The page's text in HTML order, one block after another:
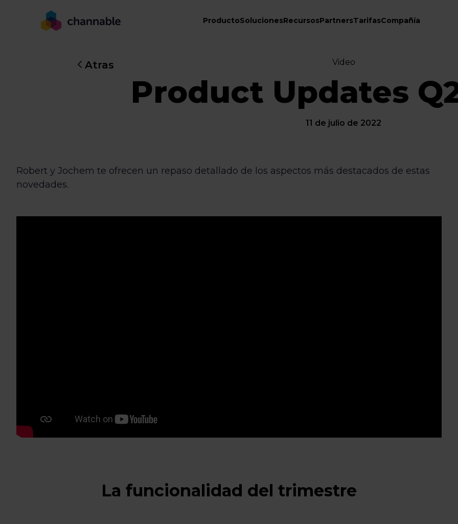
ProductoSolucionesRecursosPartnersTarifasCompañía
Atras Video
Product Updates
11 de julio de 2022
Robert y Jochem te ofrecen un repaso detallado de los aspectos más destacados de estas
novedades.
La funcionalidad del trimestre